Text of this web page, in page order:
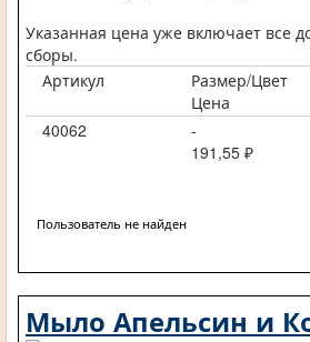
Указанная цена уже включает все
сборы.
Артикул
Размер/Цвет
Цена
40062
-
191,55 ₽
Пользователь не найден
Мыло Апельсин и